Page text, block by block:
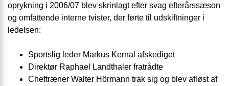
oprykning i 2006/07 blev skrinlagt efter svag efterårssæson
og omfattende interne tvister, der førte til udskiftninger i
ledelsen:
Sportslig leder Markus Kernal afskediget
Direktør Raphael Landthaler fratrådte
Cheftræner Walter Hörmann trak sig og blev afløst af